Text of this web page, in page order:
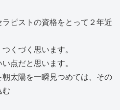
ピストの資格をとって２年近
くづく思います。
点だと思います。
朝太陽を一瞬見つめては、その
む